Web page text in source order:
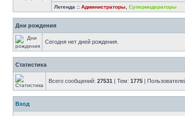
Легенда :: Администраторы Супермодераторы
Дни рождения
Сегодня нет дней рождения.
Статистика
Всего сообщений: 27531 | Тем: 1775 |
Вход